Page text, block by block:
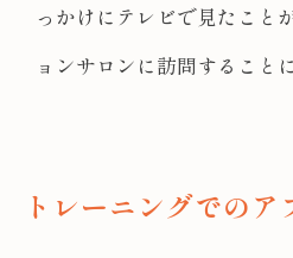
っかけにテレビで見たこと
ョンサロンに訪問すること
トレーニングでのア